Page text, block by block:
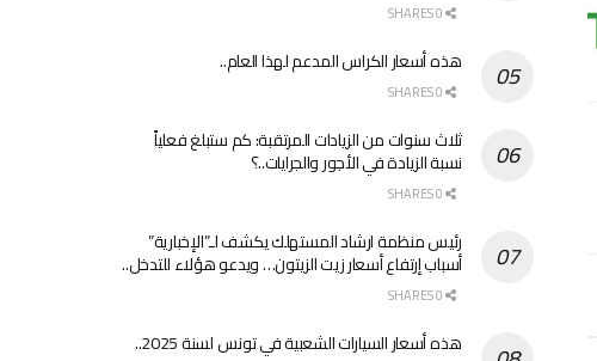
هذه أسعار الكراس المدعم لهذا العام..
ثلاث سنوات من الزيادات المرتقبة: كم ستبلغ فعلياً
نسبة الزيادة في الأجور والجرايات..؟
رئيس منظمة ارشاد المستهلك يكشف لـ”الإخبارية”
أسباب إرتفاع أسعار زيت الزيتون… ويدعو هؤلاء للتدخل..
هذه أسعار السيارات الشعبية في تونس لسنة 2025..